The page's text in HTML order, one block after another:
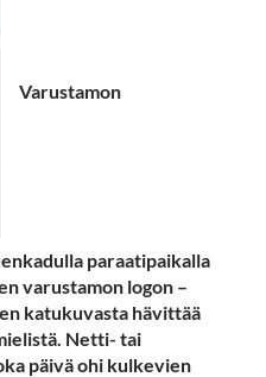
Varustamon
paraatipaikalla
varustamon logon –
katukuvasta hävittää
Netti- tai
päivä ohi kulkevien